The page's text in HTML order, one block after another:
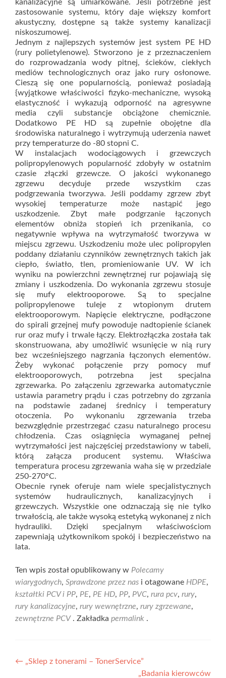
kanalizacyjne są umiarkowane. Jeśli potrzebne jest
zastosowanie systemu, który daje większy komfort
akustyczny, dostępne są także systemy kanalizacji
niskoszumowej.
Jednym z najlepszych systemów jest system PE HD
(rury polietylenowe). Stworzono je z przeznaczeniem
do rozprowadzania wody pitnej, ścieków, ciekłych
mediów technologicznych oraz jako rury osłonowe.
Cieszą się one popularnością, ponieważ posiadają
{wyjątkowe właściwości fizyko-mechaniczne, wysoką
elastyczność i wykazują odporność na agresywne
media czyli substancje obciążone chemicznie.
Dodatkowo PE HD są zupełnie obojętne dla
środowiska naturalnego i wytrzymują uderzenia nawet
przy temperaturze do -80 stopni C.
W instalacjach wodociągowych i grzewczych
polipropylenowych popularność zdobyły w ostatnim
czasie złączki grzewcze. O jakości wykonanego
zgrzewu decyduje przede wszystkim czas
podgrzewania tworzywa. Jeśli poddamy zgrzew zbyt
wysokiej temperaturze może nastąpić jego
uszkodzenie. Zbyt małe podgrzanie łączonych
elementów obniża stopień ich przenikania, co
negatywnie wpływa na wytrzymałość tworzywa w
miejscu zgrzewu. Uszkodzeniu może ulec polipropylen
poddany działaniu czynników zewnętrznych takich jak
ciepło, światło, tlen, promieniowanie UV. W ich
wyniku na powierzchni zewnętrznej rur pojawiają się
zmiany i uszkodzenia. Do wykonania zgrzewu stosuje
się mufy elektrooporowe. Są to specjalne
polipropylenowe tuleje z wtopionym drutem
elektrooporowym. Napięcie elektryczne, podłączone
do spirali grzejnej mufy powoduje nadtopienie ścianek
rur oraz mufy i trwale łączy. Elektrozłączka została tak
skonstruowana, aby umożliwić wsunięcie w nią rury
bez wcześniejszego nagrzania łączonych elementów.
Żeby wykonać połączenie przy pomocy muf
elektrooporowych, potrzebna jest specjalna
zgrzewarka. Po załączeniu zgrzewarka automatycznie
ustawia parametry prądu i czas potrzebny do zgrzania
na podstawie zadanej średnicy i temperatury
otoczenia. Po wykonaniu zgrzewania trzeba
bezwzględnie przestrzegać czasu naturalnego procesu
chłodzenia. Czas osiągnięcia wymaganej pełnej
wytrzymałości jest najczęściej przedstawiony w tabeli,
którą załącza producent systemu. Właściwa
temperatura procesu zgrzewania waha się w przedziale
250-270°C.
Obecnie rynek oferuje nam wiele specjalistycznych
systemów hudraulicznych, kanalizacyjnych i
grzewczych. Wszystkie one odznaczają się nie tylko
trwałością, ale także wysoką estetyką wykonanej z nich
hydrauliki. Dzięki specjalnym właściwościom
zapewniają użytkownikom spokój i bezpieczeństwo na
lata.
Ten wpis został opublikowany w Polecamy
wiarygodnych, Sprawdzone przez nas i otagowane HDPE,
kształtki PCV i PP, PE, PE HD, PP, PVC, rura pcv, rury,
rury kanalizacyjne, rury wewnętrzne, rury zgrzewane,
zewnętrzne PCV. Zakładka permalink .
Nawigacja
← „Sklep z tonerami – TonerService”
„Badania kierowców